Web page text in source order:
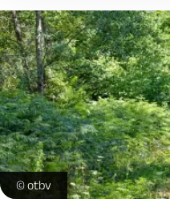
randonnee2 -
© otbv